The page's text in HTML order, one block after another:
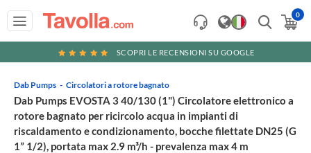
0
SCOPRI LE RECENSIONI SU GOOGLE
Dab Pumps Circolatori a rotore bagnato
Dab Pumps EVOSTA 3 40/130 (1") Circolatore elettronico a
rotore bagnato per ricircolo acqua in impianti di
riscaldamento e condizionamento, bocche filettate DN25 (G
1” 1/2), portata max 2.9 m³/h - prevalenza max 4 m